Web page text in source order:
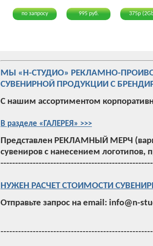
по запросу 995 руб. 375р
МЫ «Н-СТУДИО» РЕКЛАМНО-
СУВЕНИРНОЙ ПРОДУКЦИИ С
С нашим ассортиментом
В разделе «ГАЛЕРЕЯ» >>>
Представлен РЕКЛАМНЫЙ МЕРЧ
сувениров с нанесением
НУЖЕН РАСЧЕТ СТОИМОСТИ
Отправьте запрос на email: info@n-